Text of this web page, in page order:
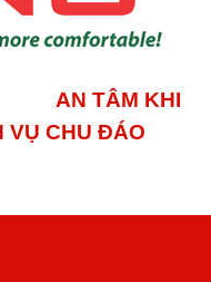
AN TÂM KHI
CHU ĐÁO